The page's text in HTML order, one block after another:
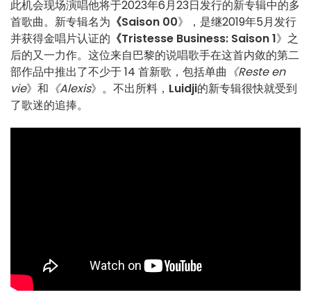
此机会现场演唱他将于2023年6月23日发行的新专辑中的多
首歌曲。新专辑名为 《Saison 00》，是继2019年5月发行
并获得金唱片认证的 《Tristesse Business: Saison 1》之
后的又一力作。这位来自巴黎的说唱歌手在这首内敛的第二
部作品中推出了不少于 14 首新歌，包括单曲 《Reste en
vie》和 《Alexis》。不出所料， Luidji的新专辑很快就受到
了歌迷的追捧。